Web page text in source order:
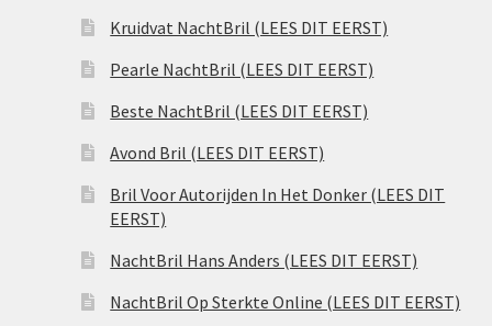
Kruidvat NachtBril (LEES DIT EERST)
Pearle NachtBril (LEES DIT EERST)
Beste NachtBril (LEES DIT EERST)
Avond Bril (LEES DIT EERST)
Bril Voor Autorijden In Het Donker (LEES DIT
EERST)
NachtBril Hans Anders (LEES DIT EERST)
NachtBril Op Sterkte Online (LEES DIT EERST)